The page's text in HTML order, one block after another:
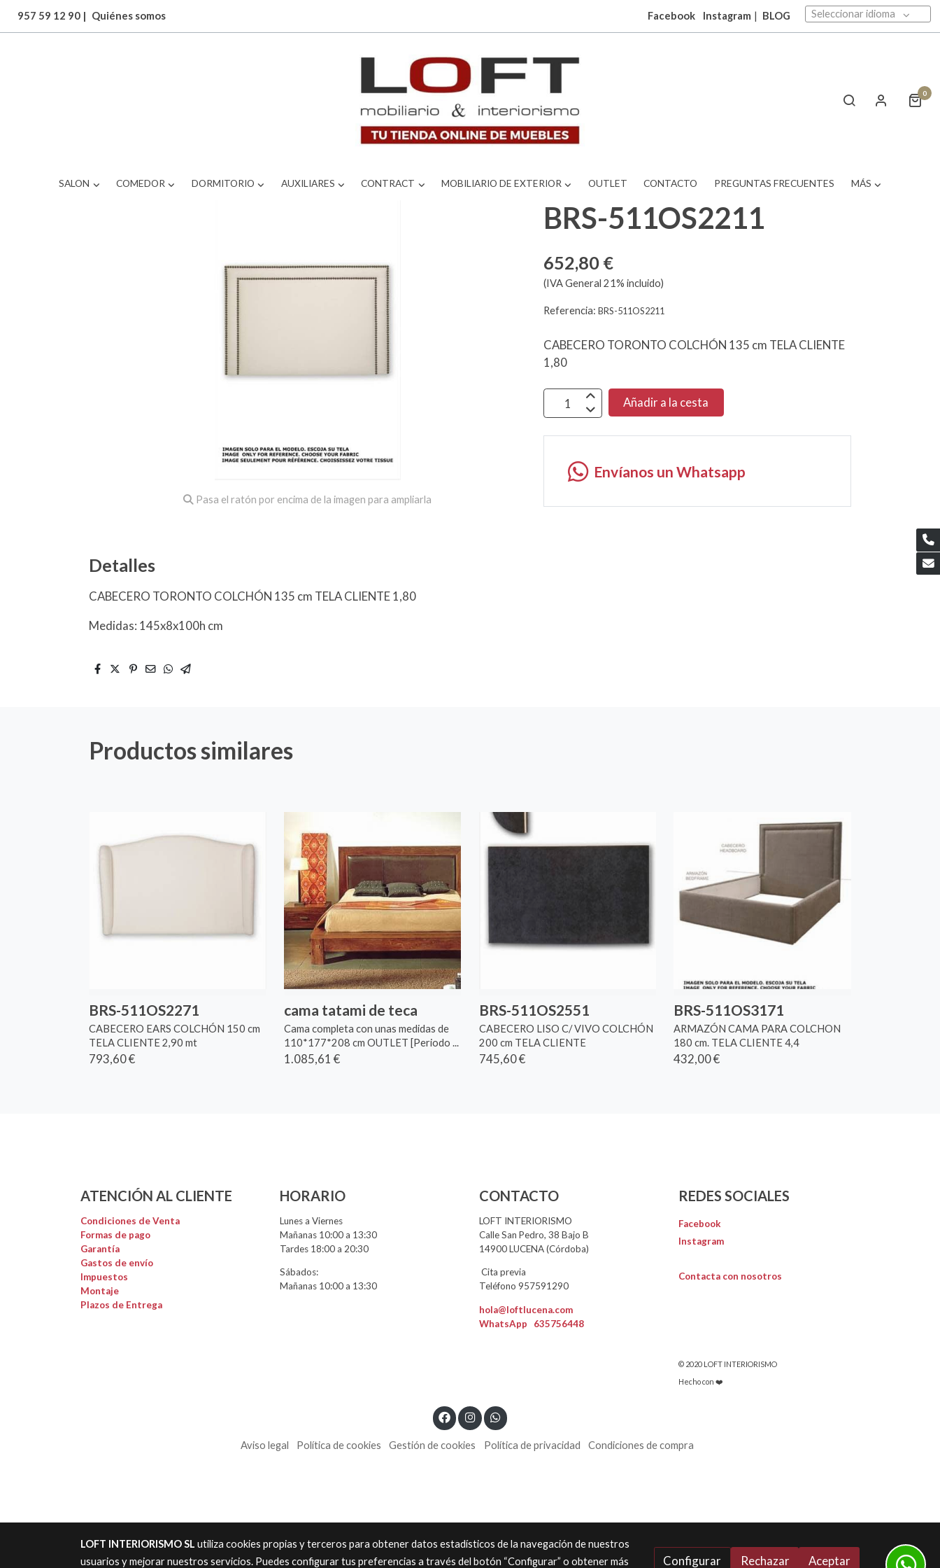
957 59 12 90 | Quiénes somos Facebook Instagram | BLOG Seleccionar idioma
0
SALON COMEDOR DORMITORIO AUXILIARES CONTRACT MOBILIARIO DE EXTERIOR OUTLET CONTACTO PREGUNTAS FRECUENTES MÁS
Pasa el ratón por encima de la imagen para ampliarla
Detalles
CABECERO TORONTO COLCHÓN 135 cm TELA CLIENTE 1,80
Medidas: 145x8x100h cm
BRS-511OS2211
652,80 €
(IVA General 21% incluido)
Referencia:BRS-511OS2211
CABECERO TORONTO COLCHÓN 135 cm TELA CLIENTE
1,80
Añadir a la cesta
Envíanos un Whatsapp
Productos similares
BRS-511OS2271
CABECERO EARS COLCHÓN 150 cm
TELA CLIENTE 2,90 mt
793,60 €
cama tatami de teca
Cama completa con unas medidas de
110*177*208 cm OUTLET [Periodo ...
1.085,61 €
BRS-511OS2551
CABECERO LISO C/ VIVO COLCHÓN
200 cm TELA CLIENTE
745,60 €
BRS-511OS3171
ARMAZÓN CAMA PARA COLCHON
180 cm. TELA CLIENTE 4,4
432,00 €
ATENCIÓN AL CLIENTE
Condiciones de Venta
Formas de pago
Garantía
Gastos de envío
Impuestos
Montaje
Plazos de Entrega
HORARIO
Lunes a Viernes
Mañanas 10:00 a 13:30
Tardes 18:00 a 20:30
Sábados:
Mañanas 10:00 a 13:30
CONTACTO
LOFT INTERIORISMO
Calle San Pedro, 38 Bajo B
14900 LUCENA (Córdoba)
Cita previa
Teléfono 957591290
hola@loftlucena.com
WhatsApp 635756448
REDES SOCIALES
Facebook
Instagram
Contacta con nosotros
© 2020 LOFT INTERIORISMO
Hecho con ❤️
Aviso legal Política de cookies Gestión de cookies Política de privacidad Condiciones de compra
LOFT INTERIORISMO SL utiliza cookies propias y terceros para obtener datos estadísticos de la navegación de nuestros
usuarios y mejorar nuestros servicios. Puedes configurar tus preferencias a través del botón “Configurar” o obtener más
Configurar Rechazar Aceptar